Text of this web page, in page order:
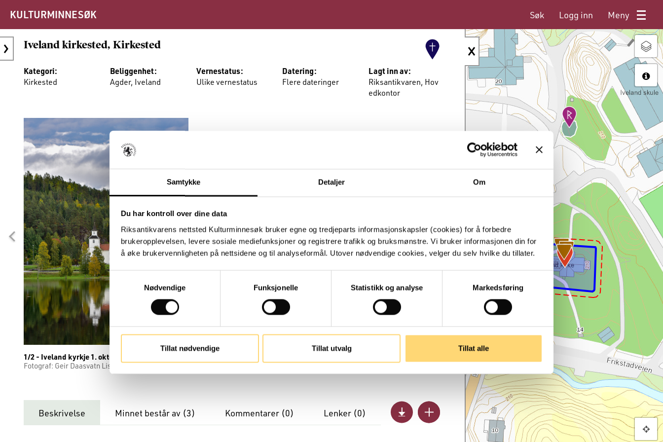
Samtykke Detaljer Om
Du har kontroll over dine data
Riksantikvarens nettsted Kulturminnesøk bruker egne og tredjeparts informasjonskapsler (cookies) for å forbedre
brukeropplevelsen, levere sosiale mediefunksjoner og registrere trafikk og bruksmønstre. Vi bruker informasjonen din for
å øke brukervennligheten på nettsidene og til analyseformål. Utover nødvendige cookies, velger du selv hvilke du tillater.
Samtykkevalg
Nødvendige
Funksjonelle Statistikk og analyse Markedsføring
Tillat nødvendige Tillat utvalg Tillat alle
Iveland kirkested, Kirkested
Kategori:
Kirkested
Beliggenhet:
Agder, Iveland
Vernestatus:
Ulike vernestatus
Datering:
Flere dateringer
Lagt inn av:
Riksantikvaren, Hov
edkontor
1/2 - Iveland kyrkje 1. oktober 2022.
Fotograf: Geir Daasvatn Lisens: CC BY-SA
Fotograf: Geir Daasvatn Lisens: CC BY-SA
Beskrivelse Minnet består av (3) Kommentarer (0) Lenker (0)
KULTURMINNESØK Søk Logg inn Meny